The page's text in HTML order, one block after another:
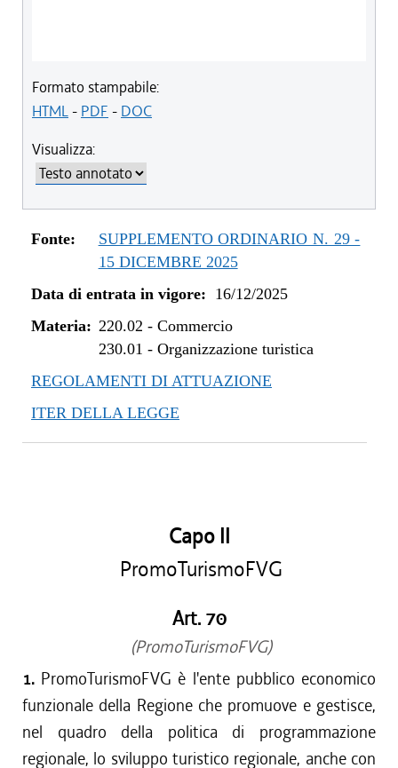
Formato stampabile:
HTML- PDF - DOC
Visualizza:
Fonte:
SUPPLEMENTO ORDINARIO N. 29 -
15 DICEMBRE 2025
Data di entrata in vigore: 16/12/2025
Materia: 220.02 - Commercio
230.01 - Organizzazione turistica
REGOLAMENTI DI ATTUAZIONE
ITER DELLA LEGGE
Capo II
PromoTurismoFVG
Art. 70
(PromoTurismoFVG)
1. PromoTurismoFVG è l'ente pubblico economico
funzionale della Regione che promuove e gestisce,
nel quadro della politica di programmazione
regionale, lo sviluppo turistico regionale, anche con